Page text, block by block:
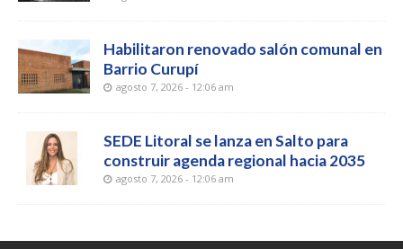
Habilitaron renovado salón comunal en
Barrio Curupí
agosto 7, 2026 - 12:06 am
SEDE Litoral se lanza en Salto para
construir agenda regional hacia 2035
agosto 7, 2026 - 12:06 am